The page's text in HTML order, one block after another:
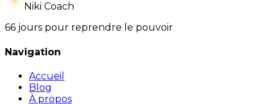
Niki Coach
66 jours pour reprendre le pouvoir
Navigation
Accueil
Blog
À propos